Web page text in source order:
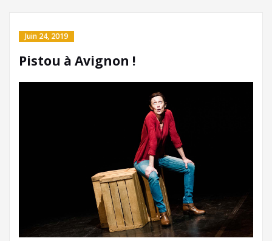
Juin 24, 2019
Pistou à Avignon !